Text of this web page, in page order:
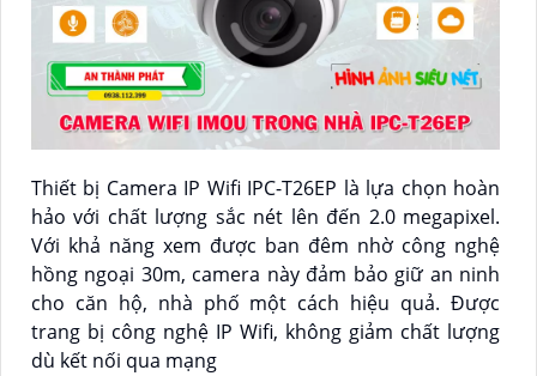
Thiết bị Camera IP Wifi IPC-T26EP là lựa chọn hoàn
hảo với chất lượng sắc nét lên đến 2.0 megapixel.
Với khả năng xem được ban đêm nhờ công nghệ
hồng ngoại 30m, camera này đảm bảo giữ an ninh
cho căn hộ, nhà phố một cách hiệu quả. Được
trang bị công nghệ IP Wifi, không giảm chất lượng
dù kết nối qua mạng